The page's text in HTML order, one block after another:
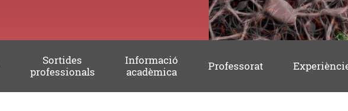
Sortides
professionals
Informació
acadèmica
Professorat